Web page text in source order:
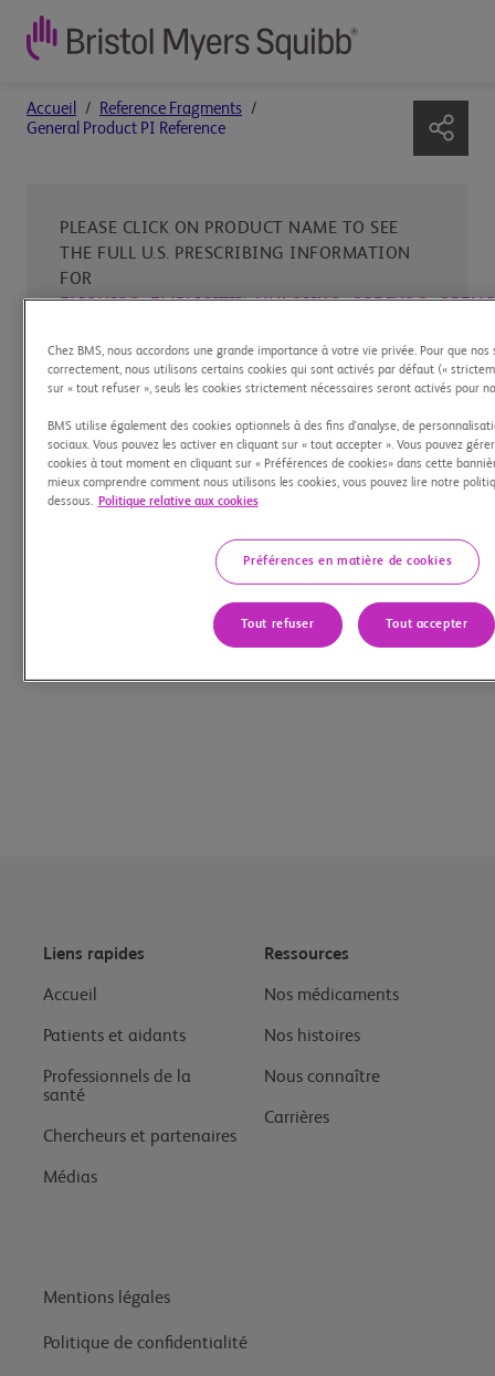
General
Product
Reference
Accueil
Reference Fragments
General Product PI Reference
PLEASE CLICK ON PRODUCT NAME TO SEE
THE FULL U.S. PRESCRIBING INFORMATION
FOR
ELIQUIS®,EMPLICITI™,NULOJIX®,OPDIVO®,
ELIQUIS®,NULOJIX®, ANDBOXED
WARNING
FOR YERVOY® REGARDING
Liens rapides
Accueil
Patients et aidants
Professionnels de la
santé
Chercheurs et partenaires
Médias
Ressources
Nos médicaments
Nos histoires
Nous connaître
Carrières
Mentions légales
Politique de confidentialité
Chez BMS, nous accordons une grande importance à votre vie privée. Pour que
correctement, nous utilisons certains cookies qui sont activés par défaut («
sur « tout refuser », seuls les cookies strictement nécessaires seront activés pour
BMS utilise également des cookies optionnels à des fins d'analyse, de
sociaux. Vous pouvez les activer en cliquant sur « tout accepter ». Vous pouvez
cookies à tout moment en cliquant sur « Préférences de cookies» dans cette
mieux comprendre comment nous utilisons les cookies, vous pouvez lire notre
dessous.
Politique relative aux cookies
Préférences en matière de cookies
Tout refuser Tout accepter